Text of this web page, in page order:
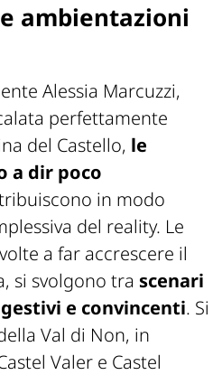
ambientazioni
Alessia Marcuzzi,
perfettamente
del Castello, le
a dir poco
in modo
del reality. Le
a far accrescere il
si svolgono tra scenari
e convincenti. Si
Val di Non, in
Valer e Castel